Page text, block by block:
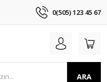
0(505) 123 45 67
ARA